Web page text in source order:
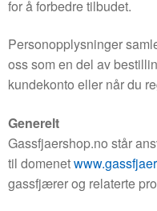
for å forbedre tilbudet.
Personopplysninger
oss som en del av
kundekonto eller når du
Generelt
Gassfjaershop.no står
til domenet
gassfjærer og relaterte